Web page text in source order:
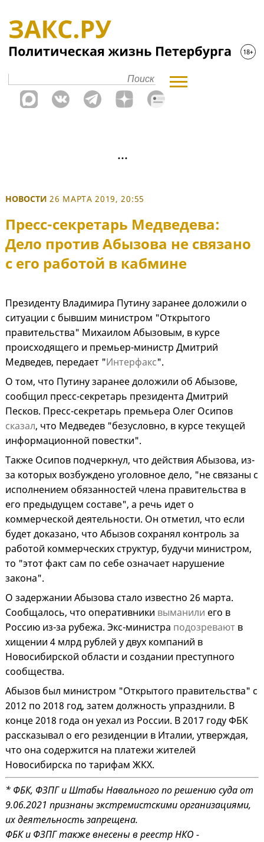
НОВОСТИ 26 МАРТА 2019, 20:55
Пресс-секретарь Медведева:
Дело против Абызова не связано
с его работой в кабмине
Президенту Владимира Путину заранее доложили о
ситуации с бывшим министром "Открытого
правительства" Михаилом Абызовым, в курсе
происходящего и премьер-министр Дмитрий
Медведев, передает "Интерфакс".
О том, что Путину заранее доложили об Абызове,
сообщил пресс-секретарь президента Дмитрий
Песков. Пресс-секретарь премьера Олег Осипов
сказал, что Медведев "безусловно, в курсе текущей
информационной повестки".
Также Осипов подчеркнул, что действия Абызова, из-
за которых возбуждено уголовное дело, "не связаны с
исполнением обязанностей члена правительства в
его предыдущем составе", а речь идет о
коммерческой деятельности. Он отметил, что если
будет доказано, что Абызов сохранял контроль за
работой коммерческих структур, будучи министром,
то "этот факт сам по себе означает нарушение
закона".
О задержании Абызова стало известно 26 марта.
Сообщалось, что оперативники выманили его в
Россию из-за рубежа. Экс-министра подозревают в
хищении 4 млрд рублей у двух компаний в
Новосибирской области и создании преступного
сообщества.
Абызов был министром "Открытого правительства" с
2012 по 2018 год, затем должность упразднили. В
конце 2018 года он уехал из России. В 2017 году ФБК
рассказывал о его резиденции в Италии, утверждая,
что она содержится на платежи жителей
Новосибирска по тарифам ЖКХ.
* ФБК, ФЗПГ и Штабы Навального по решению суда от
9.06.2021 признаны экстремистскими организациями,
их деятельность запрещена.
ФБК и ФЗПГ также внесены в реестр НКО -